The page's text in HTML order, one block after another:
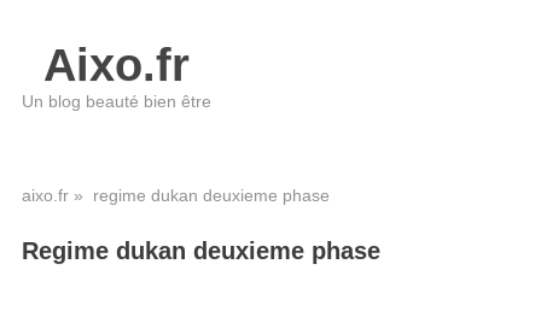
Aixo.fr
Un blog beauté bien être
aixo.fr» regime dukan deuxieme phase
Regime dukan deuxieme phase